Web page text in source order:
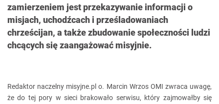
zamierzeniem jest przekazywanie informacji o
misjach, uchodźcach i prześladowaniach
chrześcijan, a także zbudowanie społeczności ludzi
chcących się zaangażować misyjnie.
Redaktor naczelny misyjne.pl o. Marcin Wrzos OMI zwraca uwagę,
że do tej pory w sieci brakowało serwisu, który zajmowałby się